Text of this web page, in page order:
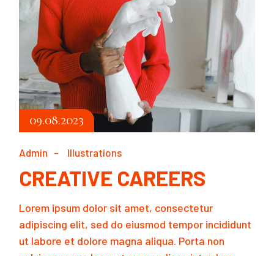
09.08.2023
Admin Illustrations
CREATIVE CAREERS
Lorem ipsum dolor sit amet, consectetur
adipiscing elit, sed do eiusmod tempor incididunt
ut labore et dolore magna aliqua. Porta non